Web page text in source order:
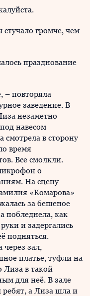
громче, чем
празднование
повторяла
заведение. В
незаметно
навесом
в сторону
время
Все смолкли.
о
На сцену
«Комарова»
за бешеное
побледнела, как
и задергались
подняться.
зал,
платье, туфли на
Лиза в такой
для неё. В зале
а Лиза шла и